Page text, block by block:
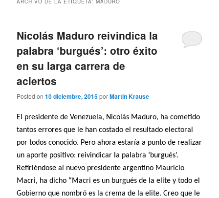
ARCHIVO DE LA ETIQUETA:MADURO
Nicolás Maduro reivindica la
palabra ‘burgués’: otro éxito
en su larga carrera de
aciertos
Posted on10 diciembre, 2015porMartin Krause
El presidente de Venezuela, Nicolás Maduro, ha cometido
tantos errores que le han costado el resultado electoral
por todos conocido. Pero ahora estaría a punto de realizar
un aporte positivo: reivindicar la palabra ‘burgués’.
Refiriéndose al nuevo presidente argentino Mauricio
Macri, ha dicho “Macri es un burgués de la elite y todo el
Gobierno que nombró es la crema de la elite. Creo que le